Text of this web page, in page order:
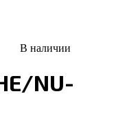
В наличии
NU-